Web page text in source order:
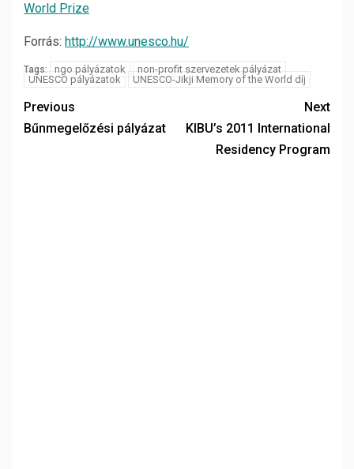
World Prize
Forrás: http://www.unesco.hu/
Tags: ngo pályázatok
non-profit szervezetek pályázat
UNESCO pályázatok
UNESCO-Jikji Memory of the World díj
Previous
Bűnmegelőzési pályázat
Next
KIBU’s 2011 International
Residency Program